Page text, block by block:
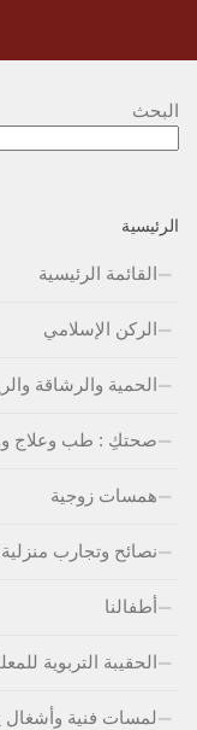
البحث
الرئيسية
القائمة الرئيسية
الركن الإسلامي
الحمية والرشاقة
صحتكِ : طب وعلاج
همسات زوجية
نصائح وتجارب منزلية
أطفالنا
الحقيبة التربوية
لمسات فنية وأشغال